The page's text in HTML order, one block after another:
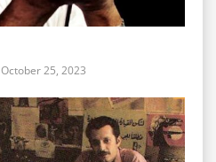
October 25, 2023